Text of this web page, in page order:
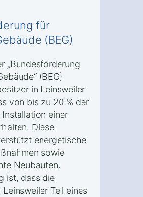
für
(BEG)
„Bundesförderung
(BEG)
in Leinsweiler
von bis zu 20 % der
einer
Diese
energetische
sowie
Neubauten.
ist, dass die
Leinsweiler Teil eines